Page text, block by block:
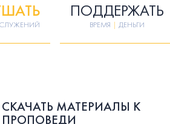
ПОДДЕРЖАТЬ
ВРЕМЯ | ДЕНЬГИ
СКАЧАТЬ МАТЕРИАЛЫ К
ПРОПОВЕДИ